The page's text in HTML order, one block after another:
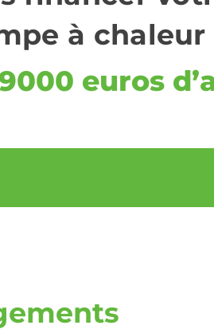
à chaleur
euros